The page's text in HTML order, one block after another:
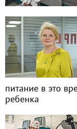
питание в это
ребенка